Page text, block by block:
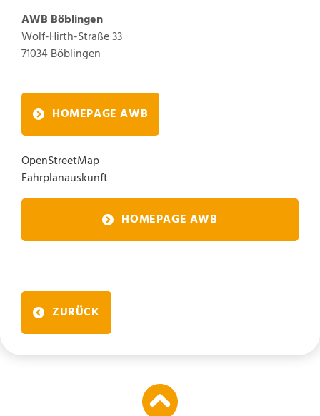
AWB Böblingen
Wolf-Hirth-Straße 33
71034Böblingen
OpenStreetMap
Fahrplanauskunft
HOMEPAGE AWB
HOMEPAGE AWB
ZURÜCK